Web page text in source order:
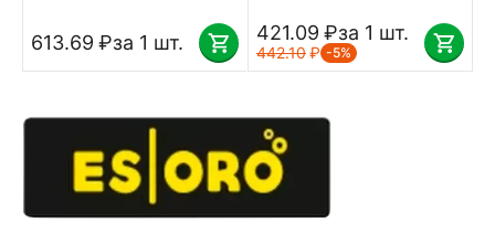
613.69 ₽за 1 шт. 421.09 ₽за 1 шт.
442.10₽ -5%